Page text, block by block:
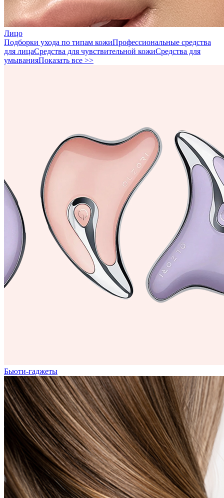
Лицо
Подборки ухода по типам кожиПрофессиональные средства
для лицаСредства для чувствительной кожиСредства для
умыванияПоказать все >>
Бьюти-гаджеты